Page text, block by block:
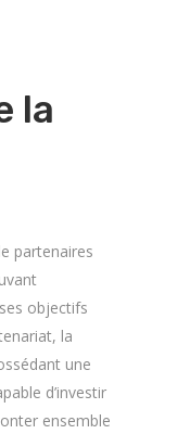
la
partenaires
objectifs
la
une
d’investir
ensemble